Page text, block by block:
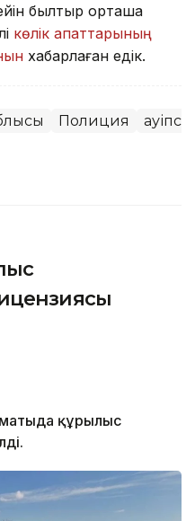
былтыр орташа
көлік апаттарының
хабарлаған едік.
Полиция
құрылыс